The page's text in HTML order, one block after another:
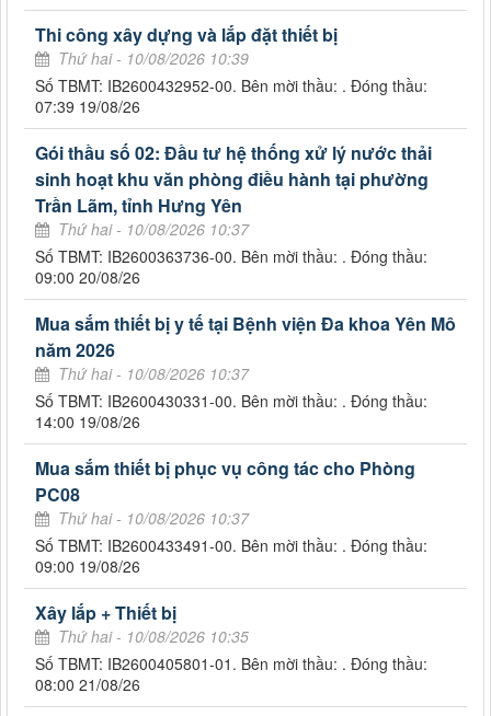
Thi công xây dựng và lắp đặt thiết bị
Thứ hai - 10/08/2026 10:39
Số TBMT: IB2600432952-00. Bên mời thầu: . Đóng thầu:
07:39 19/08/26
Gói thầu số 02: Đầu tư hệ thống xử lý nước thải
sinh hoạt khu văn phòng điều hành tại phường
Trần Lãm, tỉnh Hưng Yên
Thứ hai - 10/08/2026 10:37
Số TBMT: IB2600363736-00. Bên mời thầu: . Đóng thầu:
09:00 20/08/26
Mua sắm thiết bị y tế tại Bệnh viện Đa khoa Yên Mô
năm 2026
Thứ hai - 10/08/2026 10:37
Số TBMT: IB2600430331-00. Bên mời thầu: . Đóng thầu:
14:00 19/08/26
Mua sắm thiết bị phục vụ công tác cho Phòng
PC08
Thứ hai - 10/08/2026 10:37
Số TBMT: IB2600433491-00. Bên mời thầu: . Đóng thầu:
09:00 19/08/26
Xây lắp + Thiết bị
Thứ hai - 10/08/2026 10:35
Số TBMT: IB2600405801-01. Bên mời thầu: . Đóng thầu:
08:00 21/08/26